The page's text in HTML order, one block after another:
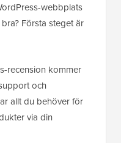
webbplats
Första steget är
recension kommer
och
allt du behöver för
via din